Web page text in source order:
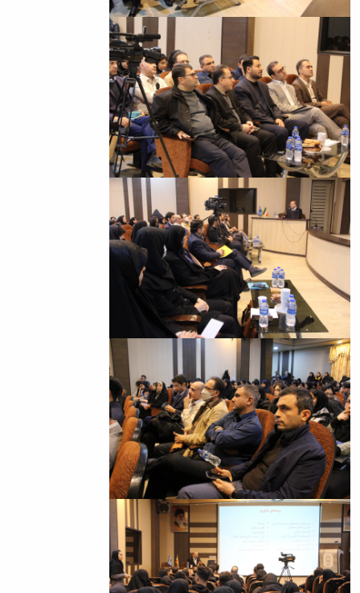
دعاپژوهی
رویکردهای
حقوق
سیاسی
فصلنامه
علمی
مدیریت
محیط‌های
یاددهی-
یادگیری
در
آموزش
عالی
دوفصلنامه
علمی
پژوهش‌های
نوین
ایران‎‌شناسی
باستان